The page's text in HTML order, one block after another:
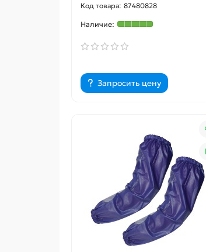
87480828
Запросить цену